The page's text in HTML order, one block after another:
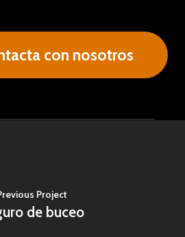
con nosotros
Project
de buceo